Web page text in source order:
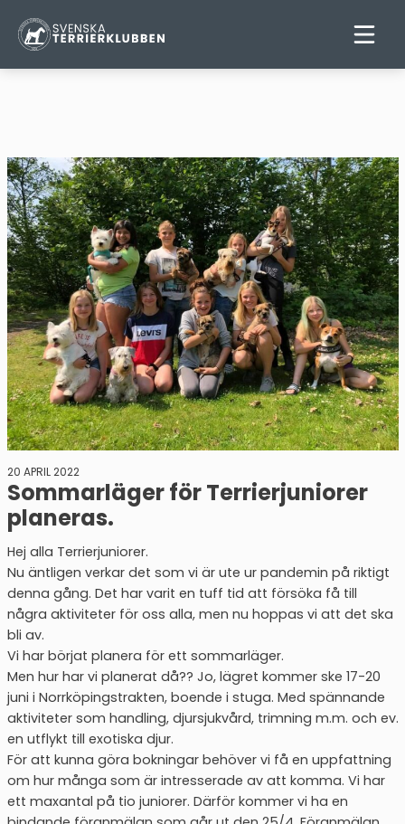
20 APRIL 2022
Sommarläger för Terrierjuniorer
planeras.
Hej alla Terrierjuniorer.
Nu äntligen verkar det som vi är ute ur pandemin på riktigt
denna gång. Det har varit en tuff tid att försöka få till
några aktiviteter för oss alla, men nu hoppas vi att det ska
bli av.
Vi har börjat planera för ett sommarläger.
Men hur har vi planerat då?? Jo, lägret kommer ske 17-20
juni i Norrköpingstrakten, boende i stuga. Med spännande
aktiviteter som handling, djursjukvård, trimning m.m. och ev.
en utflykt till exotiska djur.
För att kunna göra bokningar behöver vi få en uppfattning
om hur många som är intresserade av att komma. Vi har
ett maxantal på tio juniorer. Därför kommer vi ha en